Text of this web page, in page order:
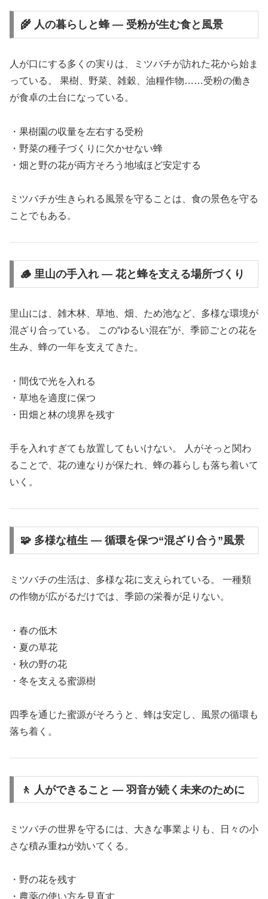
🌾 人の暮らしと蜂 ― 受粉が生む食と風景
人が口にする多くの実りは、ミツバチが訪れた花から始ま
っている。 果樹、野菜、雑穀、油糧作物……受粉の働き
が食卓の土台になっている。
・果樹園の収量を左右する受粉
・野菜の種子づくりに欠かせない蜂
・畑と野の花が両方そろう地域ほど安定する
ミツバチが生きられる風景を守ることは、食の景色を守る
ことでもある。
🪵 里山の手入れ ― 花と蜂を支える場所づくり
里山には、雑木林、草地、畑、ため池など、多様な環境が
混ざり合っている。 この“ゆるい混在”が、季節ごとの花を
生み、蜂の一年を支えてきた。
・間伐で光を入れる
・草地を適度に保つ
・田畑と林の境界を残す
手を入れすぎても放置してもいけない。 人がそっと関わ
ることで、花の連なりが保たれ、蜂の暮らしも落ち着いて
いく。
🧩 多様な植生 ― 循環を保つ“混ざり合う”風景
ミツバチの生活は、多様な花に支えられている。 一種類
の作物が広がるだけでは、季節の栄養が足りない。
・春の低木
・夏の草花
・秋の野の花
・冬を支える蜜源樹
四季を通じた蜜源がそろうと、蜂は安定し、風景の循環も
落ち着く。
🚶 人ができること ― 羽音が続く未来のために
ミツバチの世界を守るには、大きな事業よりも、日々の小
さな積み重ねが効いてくる。
・野の花を残す
・農薬の使い方を見直す